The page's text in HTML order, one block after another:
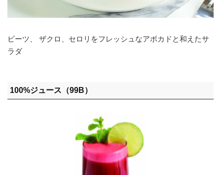
ビーツ、 ザクロ、セロリをフレッシュなアボカドと和えたサ
ラダ
100%ジュース（99B）